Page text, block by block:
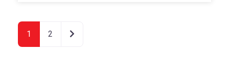
1 2 Articoli meno recenti